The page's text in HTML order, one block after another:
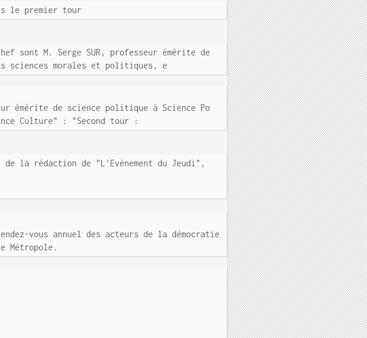
le premier tour
sont M. Serge SUR, professeur émérite de
sciences morales et politiques, e
émérite de science politique à Science Po
Culture" : "Second tour :
la rédaction de "L'Evènement du Jeudi",
vous annuel des acteurs de la démocratie
Métropole.